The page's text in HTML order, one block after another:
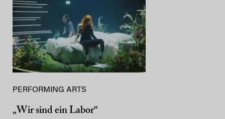
PERFORMING ARTS
„Wir sind ein Labor“